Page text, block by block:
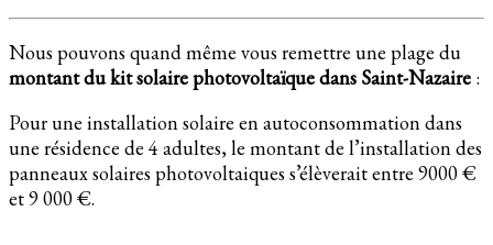
Nous pouvons quand même vous remettre une plage du
montant du kit solaire photovoltaïque dans Saint-Nazaire :
Pour une installation solaire en autoconsommation dans
une résidence de 4 adultes, le montant de l’installation des
panneaux solaires photovoltaiques s’élèverait entre 9000 €
et 9 000 €.